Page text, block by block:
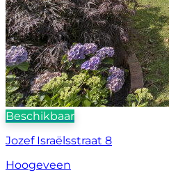
Beschikbaar
Jozef Israëlsstraat 8
Hoogeveen